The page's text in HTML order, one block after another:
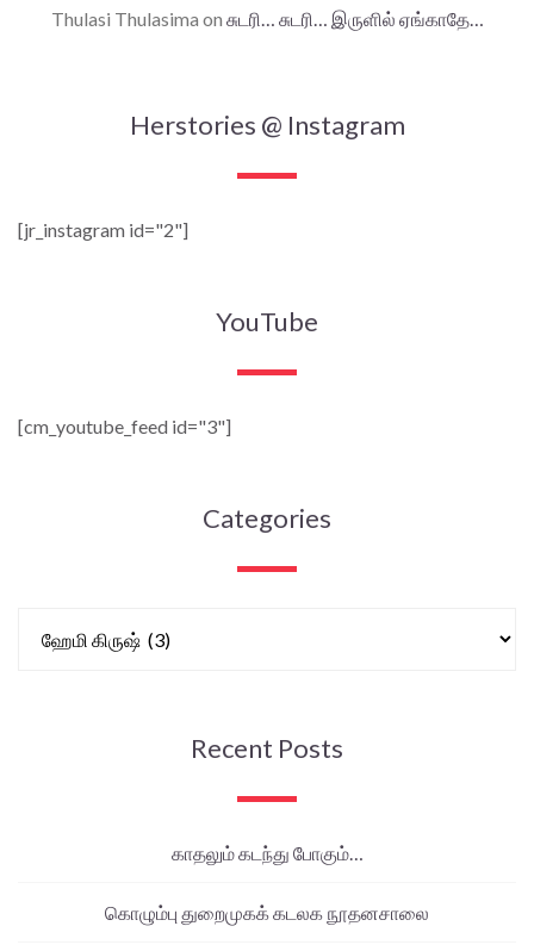
Thulasi Thulasima on சுடரி… சுடரி… இருளில் ஏங்காதே…
Herstories @ Instagram
[jr_instagram id="2"]
YouTube
[cm_youtube_feed id="3"]
Categories
Recent Posts
காதலும் கடந்து போகும்…
கொழும்பு துறைமுகக் கடலக நூதனசாலை